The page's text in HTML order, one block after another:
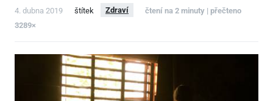
4. dubna 2019 štítek Zdraví
čtení na 2 minuty | přečteno
3289×